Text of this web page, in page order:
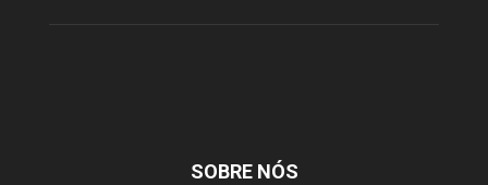
SOBRE NÓS